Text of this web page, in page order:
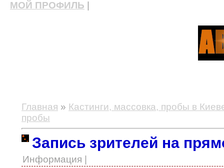
МОЙ ПРОФИЛЬ
Главная » Кастинги, массовка, пробы в
пробы
Запись зрителей на
Информация |